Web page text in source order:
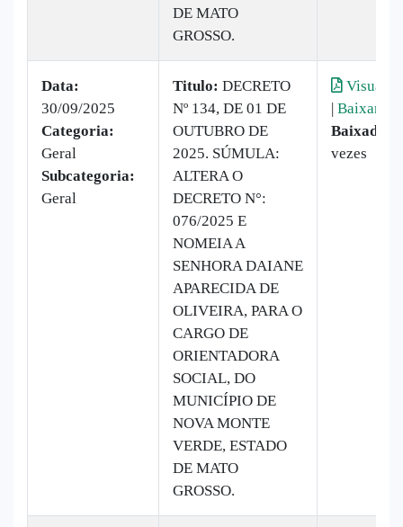
DE MATO
GROSSO.
Data:
30/09/2025
Categoria:
Geral
Subcategoria:
Geral
Titulo: DECRETO
Nº 134, DE 01 DE
OUTUBRO DE
2025. SÚMULA:
ALTERA O
DECRETO N°:
076/2025 E
NOMEIA A
SENHORA DAIANE
APARECIDA DE
OLIVEIRA, PARA O
CARGO DE
ORIENTADORA
SOCIAL, DO
MUNICÍPIO DE
NOVA MONTE
VERDE, ESTADO
DE MATO
GROSSO.
| Baixar
Baixado:
vezes